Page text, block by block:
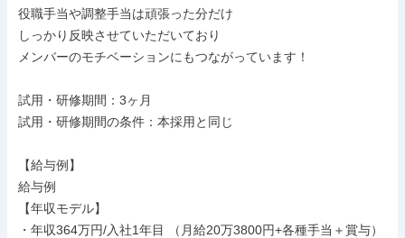
役職手当や調整手当は頑張った分だけ
しっかり反映させていただいており
メンバーのモチベーションにもつながっています！
試用・研修期間：3ヶ月
試用・研修期間の条件：本採用と同じ
【給与例】
給与例
【年収モデル】
・年収364万円/入社1年目 （月給20万3800円+各種手当＋賞与）